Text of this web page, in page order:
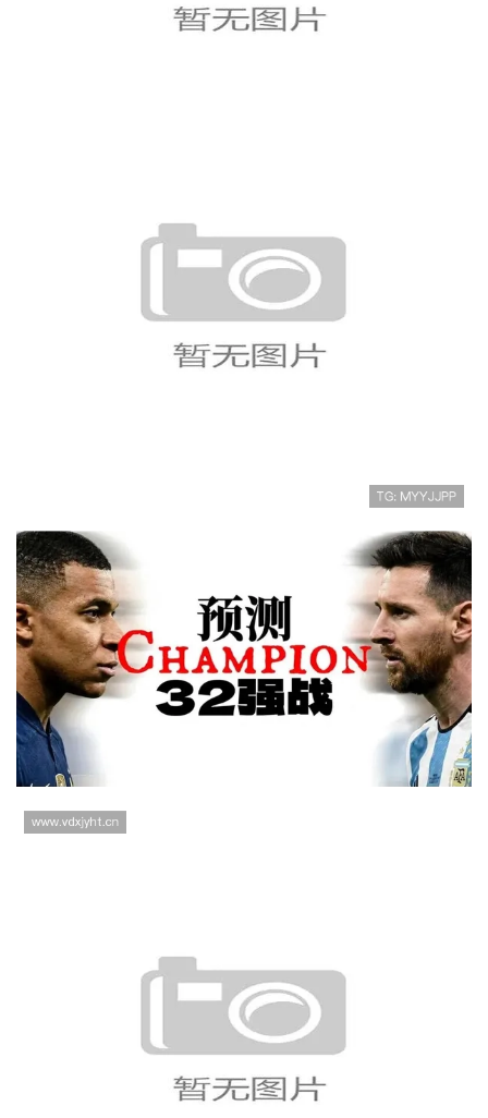
延续淘汰赛表现
2026世界杯32强阶段回顾：淘汰
赛首轮赛果整理
2026世界杯32强对阵信息：淘汰
赛首轮场次整理
摩洛哥晋级16强：2026世界杯再
现点球大战经典战